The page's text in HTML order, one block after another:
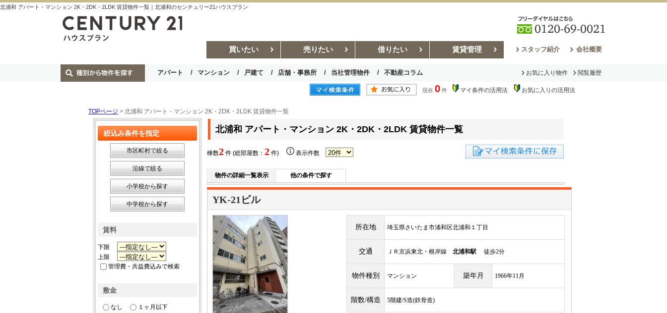
北浦和 アパート・マンション 2K・2DK・2LDK 賃貸物件一覧｜北浦和のセンチュリー21ハウスプラン
買いたい 売りたい 借りたい 賃貸管理 スタッフ紹介 会社概要
アパート マンション 戸建て 店舗・事務所 当社管理物件 不動産コラム
お部屋探しコラム 賃貸管理コラム
お気に入り物件 閲覧履歴
現在 0 件 マイ条件の活用法 お気に入りの活用法
TOPページ > 北浦和 アパート・マンション 2K・2DK・2LDK 賃貸物件一覧
北浦和 アパート・マンション 2K・2DK・2LDK 賃貸物件一覧
棟数2 件 (総部屋数： 2 件) 表示件数
物件の詳細一覧表示 他の条件で探す
YK-21ビル
所在地 埼玉県さいたま市浦和区北浦和１丁目
交通 ＪＲ京浜東北・根岸線 北浦和駅 徒歩2分
物件種別 マンション 築年月 1966年11月
階数/構造 5階建/S造(鉄骨造)
絞込み条件を指定
市区町村で絞る
沿線で絞る
小学校から探す
中学校から探す
賃料
下限
上限
管理費・共益費込みで検索
敷金
なし
１ヶ月以下